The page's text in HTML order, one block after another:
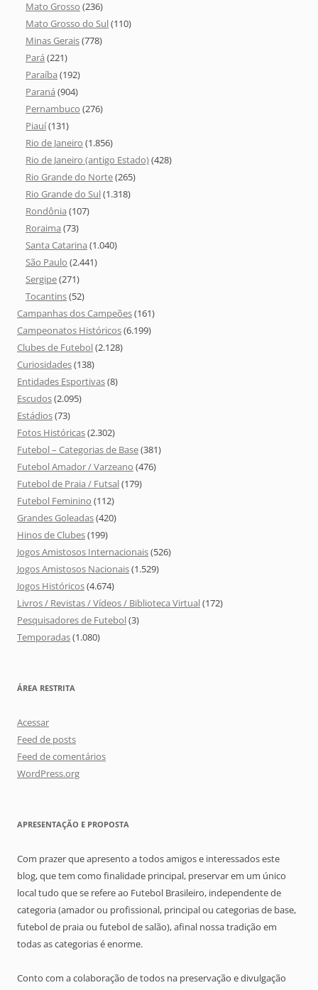
Mato Grosso (236)
Mato Grosso do Sul(110)
Minas Gerais(778)
Pará (221)
Paraíba (192)
Paraná (904)
Pernambuco (276)
Piauí(131)
Rio de Janeiro (1.856)
Rio de Janeiro (antigo Estado)(428)
Rio Grande do Norte(265)
Rio Grande do Sul(1.318)
Rondônia (107)
Roraima (73)
Santa Catarina (1.040)
São Paulo (2.441)
Sergipe(271)
Tocantins(52)
Campanhas dos Campeões(161)
Campeonatos Históricos(6.199)
Clubes de Futebol(2.128)
Curiosidades(138)
Entidades Esportivas(8)
Escudos(2.095)
Estádios(73)
Fotos Históricas(2.302)
Futebol – Categorias de Base(381)
Futebol Amador / Varzeano (476)
Futebol de Praia / Futsal(179)
Futebol Feminino (112)
Grandes Goleadas(420)
Hinos de Clubes(199)
Jogos Amistosos Internacionais(526)
Jogos Amistosos Nacionais(1.529)
Jogos Históricos(4.674)
Livros / Revistas / Vídeos / Biblioteca Virtual(172)
Pesquisadores de Futebol(3)
Temporadas(1.080)
ÁREA RESTRITA
Acessar
Feed de posts
Feed de comentários
WordPress.org
APRESENTAÇÃO E PROPOSTA
Com prazer que apresento a todos amigos e interessados este
blog, que tem como finalidade principal, preservar em um único
local tudo que se refere ao Futebol Brasileiro, independente de
categoria (amador ou profissional, principal ou categorias de base,
futebol de praia ou futebol de salão), afinal nossa tradição em
todas as categorias é enorme.
Conto com a colaboração de todos na preservação e divulgação